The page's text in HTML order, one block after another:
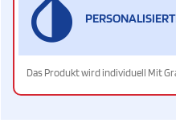
Das Produkt wird individuell Mit